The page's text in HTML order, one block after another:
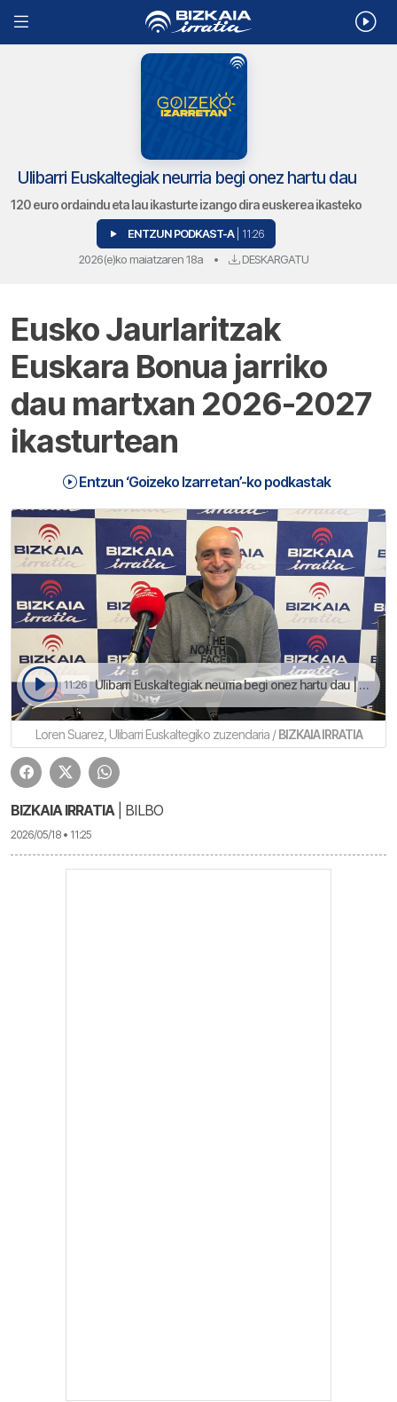
Ulibarri Euskaltegiak neurria begi onez hartu dau
120 euro ordaindu eta lau ikasturte izango dira euskerea ikasteko
ENTZUN PODKAST-A | 11:26
2026(e)ko maiatzaren 18a • DESKARGATU
Eusko Jaurlaritzak
Euskara Bonua jarriko
dau martxan 2026-2027
ikasturtean
Entzun ‘Goizeko Izarretan’-ko podkastak
11:26 Ulibarri Euskaltegiak neurria begi onez hartu dau | Goizeko Izarretan
Loren Suarez, Ulibarri Euskaltegiko zuzendaria /BIZKAIA IRRATIA
BIZKAIA IRRATIA | BILBO
2026/05/18 • 11:25